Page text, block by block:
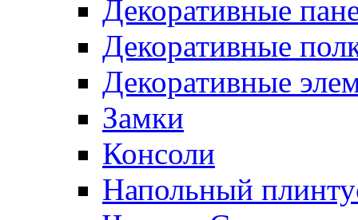
Декоративные
Декоративные
Декоративные
Замки
Консоли
Напольный